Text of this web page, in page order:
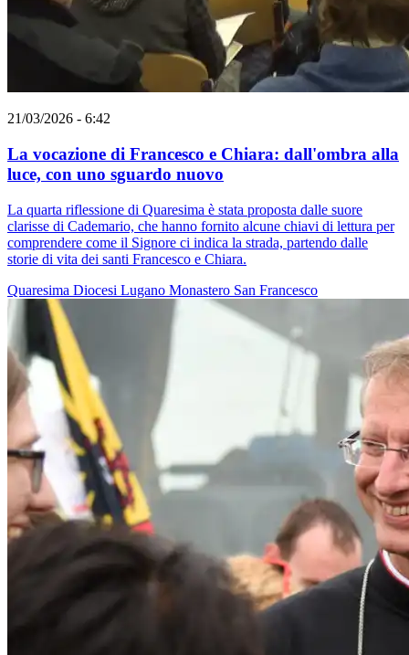
21/03/2026 - 6:42
La vocazione di Francesco e Chiara: dall'ombra alla
luce, con uno sguardo nuovo
La quarta riflessione di Quaresima è stata proposta dalle suore
clarisse di Cademario, che hanno fornito alcune chiavi di lettura per
comprendere come il Signore ci indica la strada, partendo dalle
storie di vita dei santi Francesco e Chiara.
Quaresima Diocesi Lugano Monastero San Francesco